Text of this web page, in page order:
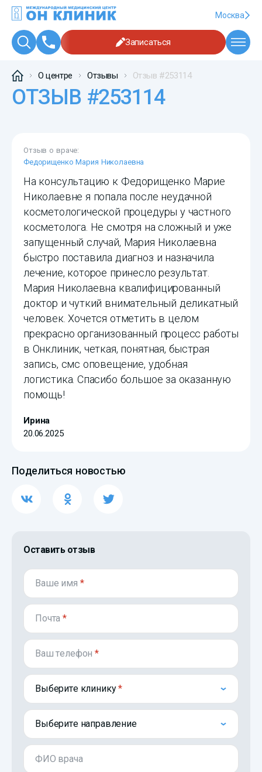
Москва
Записаться
О центре Отзывы Отзыв #253114
ОТЗЫВ #253114
Отзыв о враче:
Федорищенко Мария Николаевна
На консультацию к Федорищенко Марие
Николаевне я попала после неудачной
косметологической процедуры у частного
косметолога. Не смотря на сложный и уже
запущенный случай, Мария Николаевна
быстро поставила диагноз и назначила
лечение, которое принесло результат.
Мария Николаевна квалифицированный
доктор и чуткий внимательный деликатный
человек. Хочется отметить в целом
прекрасно организованный процесс работы
в Онклиник, четкая, понятная, быстрая
запись, смс оповещение, удобная
логистика. Спасибо большое за оказанную
помощь!
Ирина
20.06.2025
Поделиться новостью
Оставить отзыв
Ваше имя *
Почта*
Ваш телефон*
Выберите клинику
Выберите направление
ФИО врача